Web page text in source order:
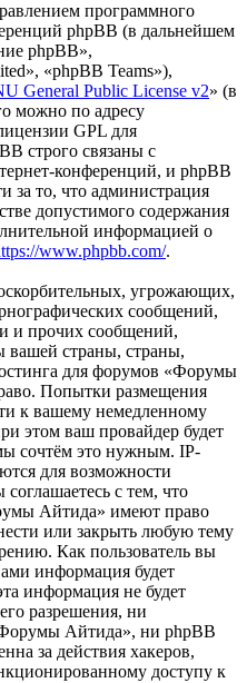
программного
phpBB (в дальнейшем
phpBB»,
«phpBB Teams»),
General Public License v2» (в
можно по адресу
GPL для
строго связаны с
конференций, и phpBB
за то, что администрация
допустимого содержания
информацией о
www.phpbb.com/.
угрожающих,
сообщений,
и прочих сообщений,
вашей страны, страны,
для форумов «Форумы
Попытки размещения
к вашему немедленному
этом ваш провайдер будет
сочтём это нужным. IP-
для возможности
с тем, что
Айтида» имеют право
или закрыть любую тему
Как пользователь вы
информация будет
информация не будет
разрешения, ни
Айтида», ни phpBB
за действия хакеров,
доступу к